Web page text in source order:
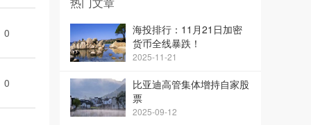
0
0
海投排行：11月21日加密
货币全线暴跌！
2025-11-21
比亚迪高管集体增持自家股
票
2025-09-12